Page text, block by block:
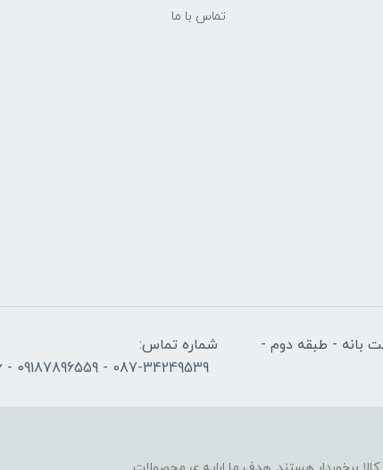
تماس با ما
بانه - طبقه دوم -
شماره تماس:
087-34249539 - 09187896559 - 09186686646